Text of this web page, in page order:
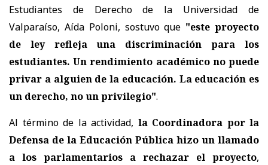
Estudiantes de Derecho de la Universidad de
Valparaíso, Aída Poloni, sostuvo que "este proyecto
de ley refleja una discriminación para los
estudiantes. Un rendimiento académico no puede
privar a alguien de la educación. La educación es
un derecho, no un privilegio".
Al término de la actividad, la Coordinadora por la
Defensa de la Educación Pública hizo un llamado
a los parlamentarios a rechazar el proyecto,